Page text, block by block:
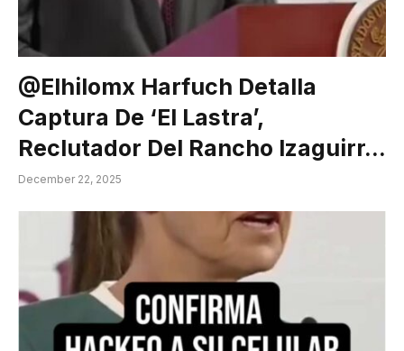
@elhilomx Harfuch Detalla
Captura De ‘El Lastra’,
Reclutador Del Rancho Izaguirr…
December 22, 2025